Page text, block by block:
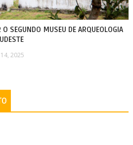
SEGUNDO MUSEU DE ARQUEOLOGIA
14, 2025